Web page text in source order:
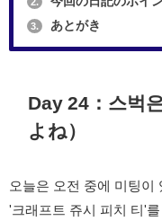
3. あとがき
Day 24：스벅
よね）
오늘은 오전 중에 미팅이
'크래프트 쥬시 피치 티'를